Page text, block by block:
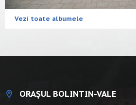
Vezi toate albumele
ORAȘUL BOLINTIN-VALE